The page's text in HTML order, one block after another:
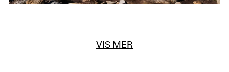
VIS MER